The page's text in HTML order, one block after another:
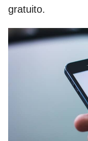
gratuito.